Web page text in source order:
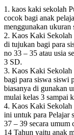
1. kaos kaki sekolah
cocok bagi anak
menggunakan ukuran
2. Kaos Kaki Sekolah
di tujukan bagi para
no 33 – 35 atau usia
3 SD.
3. Kaos Kaki Sekolah
bagi para siswa siswi
biasanya di gunakan
mulai kelas 3 sampai
4. Kaos Kaki
ini untuk para Pelajar
37 – 39 secara umum
14 Tahun yaitu anak